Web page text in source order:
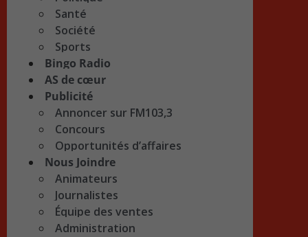
Santé
Société
Sports
Bingo Radio
AS de cœur
Publicité
Annoncer sur FM103,3
Concours
Opportunités d’affaires
Nous Joindre
Animateurs
Journalistes
Équipe des ventes
Administration